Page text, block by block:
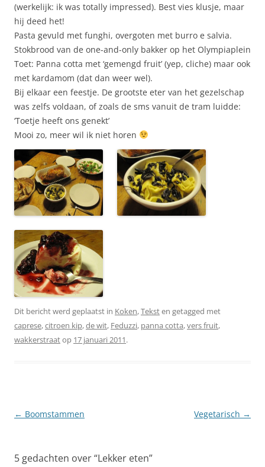
(werkelijk: ik was totally impressed). Best vies klusje, maar
hij deed het!
Pasta gevuld met funghi, overgoten met burro e salvia.
Stokbrood van de one-and-only bakker op het Olympiaplein
Toet: Panna cotta met ‘gemengd fruit’ (yep, cliche) maar ook
met kardamom (dat dan weer wel).
Bij elkaar een feestje. De grootste eter van het gezelschap
was zelfs voldaan, of zoals de sms vanuit de tram luidde:
‘Toetje heeft ons genekt’
Mooi zo, meer wil ik niet horen
Dit bericht werd geplaatst in Koken,Teksten getagged met
caprese,citroen kip,de wit, Feduzzi, panna cotta,vers fruit,
wakkerstraatop 17 januari 2011.
Berichtnavigatie
← Boomstammen Vegetarisch →
5 gedachten over “Lekker eten”